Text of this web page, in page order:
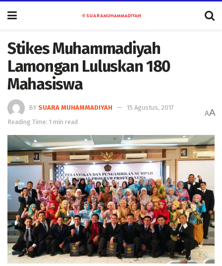
Stikes Muhammadiyah
Lamongan Luluskan 180
Mahasiswa
BY SUARA MUHAMMADIYAH
15 Agustus, 2017
Reading Time: 1 min read
AA